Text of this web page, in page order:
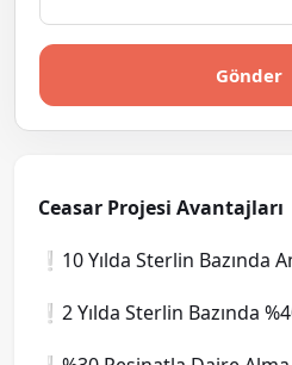
Gönder
Ceasar Projesi Avantajları
❕10 Yılda Sterlin Bazında
❕2 Yılda Sterlin Bazında